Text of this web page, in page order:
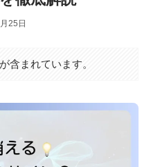
25日
含まれています。